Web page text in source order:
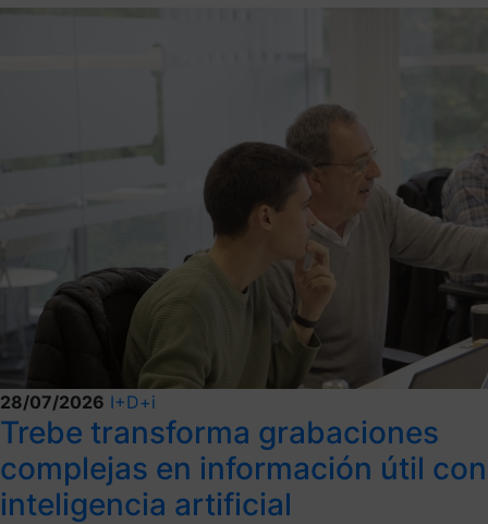
28/07/2026 I+D+i
Trebe transforma grabaciones
complejas en información útil con
inteligencia artificial